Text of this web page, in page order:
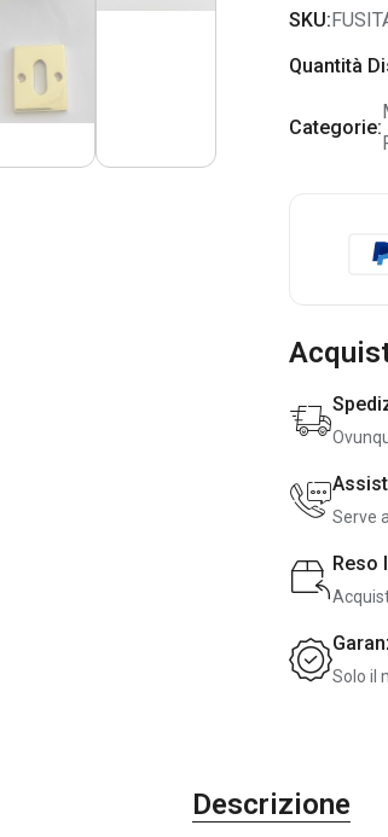
SKU:
Quantità
Categorie:
Serve
Reso
Solo il
Descrizione
cookie per finalità tecniche, statistiche e di
di cookie accettare/revocare tramite
ACCETTA NECESSARI